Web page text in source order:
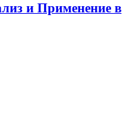
и Применение в